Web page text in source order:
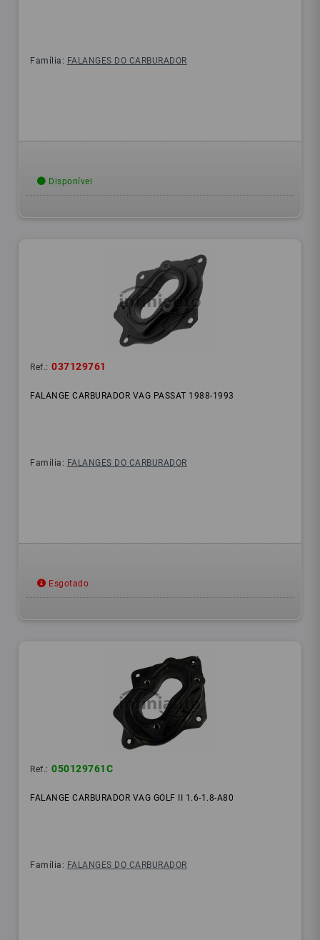
Família: FALANGES DO CARBURADOR
Disponível
Ref.: 037129761
FALANGE CARBURADOR VAG PASSAT 1988-1993
Família: FALANGES DO CARBURADOR
Esgotado
Ref.: 050129761C
FALANGE CARBURADOR VAG GOLF II 1.6-1.8-A80
Família: FALANGES DO CARBURADOR